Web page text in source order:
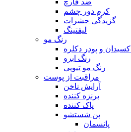
کرم دور چشم
گزیدگی حشرات
لیفتینگ
رنگ مو
اکسیدان و پودر دکلره
رنگ ابرو
رنگ مو تیوپی
مراقبت از پوست
آرایش ناخن
برنزه کننده
پاک کننده
پن شستشو
پانسمان